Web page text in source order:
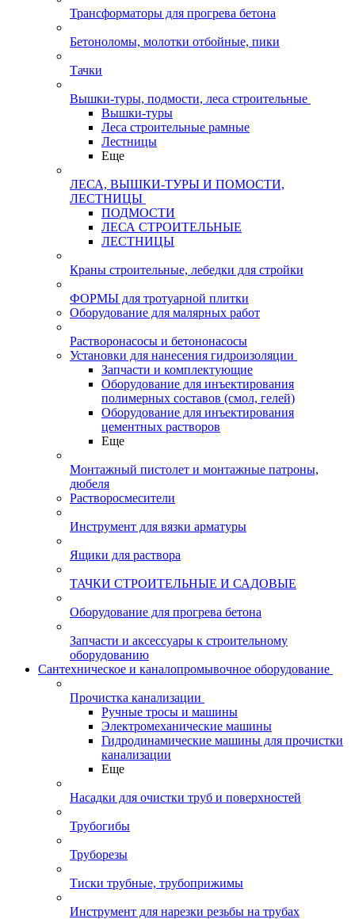
Трансформаторы для прогрева бетона
Бетоноломы, молотки отбойные, пики
Тачки
Вышки-туры, подмости, леса строительные
Вышки-туры
Леса строительные рамные
Лестницы
Еще
ЛЕСА, ВЫШКИ-ТУРЫ И ПОМОСТИ,
ЛЕСТНИЦЫ
ПОДМОСТИ
ЛЕСА СТРОИТЕЛЬНЫЕ
ЛЕСТНИЦЫ
Краны строительные, лебедки для стройки
ФОРМЫ для тротуарной плитки
Оборудование для малярных работ
Растворонасосы и бетононасосы
Установки для нанесения гидроизоляции
Запчасти и комплектующие
Оборудование для инъектирования
полимерных составов (смол, гелей)
Оборудование для инъектирования
цементных растворов
Еще
Монтажный пистолет и монтажные патроны,
дюбеля
Растворосмесители
Инструмент для вязки арматуры
Ящики для раствора
ТАЧКИ СТРОИТЕЛЬНЫЕ И САДОВЫЕ
Оборудование для прогрева бетона
Запчасти и аксессуары к строительному
оборудованию
Сантехническое и каналопромывочное оборудование
Прочистка канализации
Ручные тросы и машины
Электромеханические машины
Гидродинамические машины для прочистки
канализации
Еще
Насадки для очистки труб и поверхностей
Трубогибы
Труборезы
Тиски трубные, трубоприжимы
Инструмент для нарезки резьбы на трубах